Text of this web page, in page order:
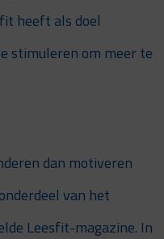
heeft als doel
stimuleren om meer te
dan motiveren
van het
Leesfit-magazine. In